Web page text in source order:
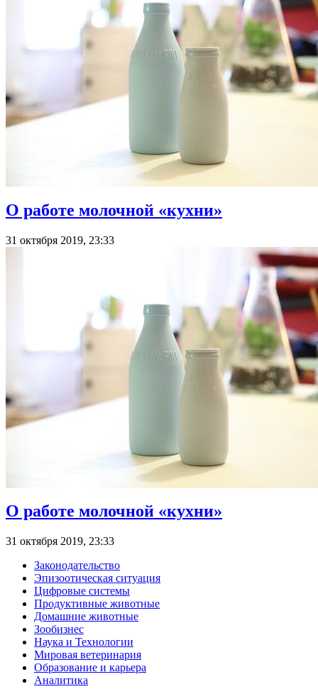
О работе молочной «кухни»
31 октября 2019, 23:33
О работе молочной «кухни»
31 октября 2019, 23:33
Законодательство
Эпизоотическая ситуация
Цифровые системы
Продуктивные животные
Домашние животные
Зообизнес
Наука и Технологии
Мировая ветеринария
Образование и карьера
Аналитика